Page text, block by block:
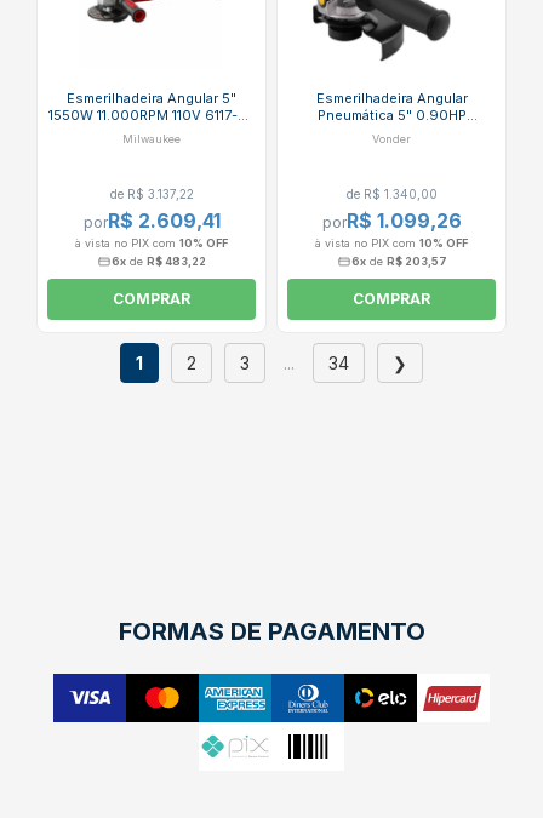
Esmerilhadeira Angular 5"
1550W 11.000RPM 110V 6117-33
MILWAUKEE
Milwaukee
de R$ 3.137,22
porR$ 2.609,41
à vista no PIX com 10% OFF
6x de R$ 483,22
COMPRAR
Esmerilhadeira Angular
Pneumática 5" 0.90HP
12.000RPM EAV050 VONDER
Vonder
de R$ 1.340,00
porR$ 1.099,26
à vista no PIX com 10% OFF
6xde R$ 203,57
COMPRAR
1 2 3 ... 34 ❯
FORMAS DE PAGAMENTO